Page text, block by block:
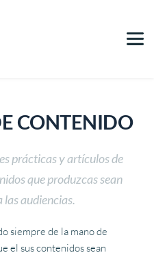
CONTENIDO
prácticas y artículos de
que produzcas sean
las audiencias.
siempre de la mano de
el sus contenidos sean